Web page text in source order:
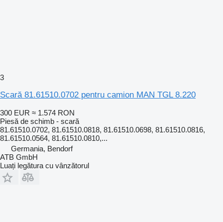
3
Scară 81.61510.0702 pentru camion MAN TGL 8.220
300 EUR ≈ 1.574 RON
Piesă de schimb - scară
81.61510.0702, 81.61510.0818, 81.61510.0698, 81.61510.0816,
81.61510.0564, 81.61510.0810,...
Germania, Bendorf
ATB GmbH
Luați legătura cu vânzătorul